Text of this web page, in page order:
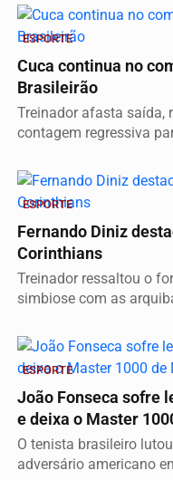
ESPORTE
Cuca continua no
Brasileirão
Treinador afasta saída,
contagem regressiva
ESPORTE
Fernando Diniz
Corinthians
Treinador ressaltou o
simbiose com as
ESPORTE
João Fonseca sofre
e deixa o Master
O tenista brasileiro
adversário americano